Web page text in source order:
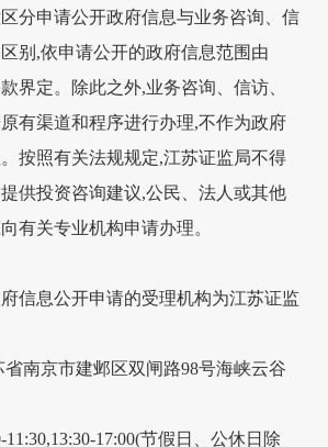
分申请公开政府信息与业务咨询、信
别,依申请公开的政府信息范围由
界定。除此之外,业务咨询、信访、
有渠道和程序进行办理,不作为政府
按照有关法规规定,江苏证监局不得
供投资咨询建议,公民、法人或其他
有关专业机构申请办理。
信息公开申请的受理机构为江苏证监
省南京市建邺区双闸路98号海峡云谷
11:30,13:30-17:00(节假日、公休日除